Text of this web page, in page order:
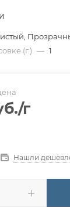
(г.) — 1
/г
Нашли